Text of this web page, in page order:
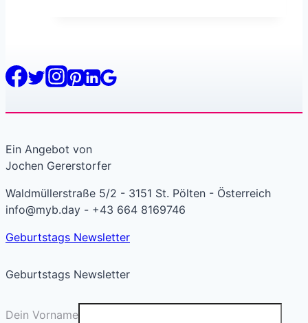
Ein Angebot von
Jochen Gererstorfer
Waldmüllerstraße 5/2 - 3151 St. Pölten - Österreich
info@myb.day - +43 664 8169746
Geburtstags Newsletter
Geburtstags Newsletter
Dein Vorname